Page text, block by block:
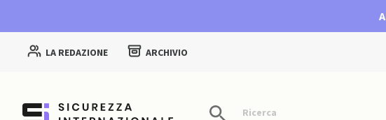
LA REDAZIONE ARCHIVIO
Ricerca